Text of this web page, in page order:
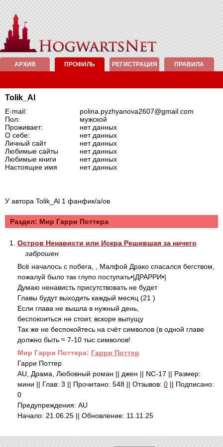
АРХИВ ПРОФИЛЬ РЕГИСТРАЦИЯ ПРАВИЛА
Tolik_Al
E-mail:
polina.pyzhyanova2607@gmail.com
Пол:
мужской
Проживает:
нет данных
О себе:
нет данных
Личный сайт
нет данных
Любимые сайты
нет данных
Любимые книги
нет данных
Настоящее имя
нет данных
У автора Tolik_Al 1 фанфик/а/ов
Раздел: Mир Гарри Поттера
1. Остров Ненависти или Искра Решившая за ничего
заброшен
Всё началось с побега, , Малфой Драко спасался бегством,
пожалуй было так глупо поступать•|ДРАРРИ•|
Думаю ненависть присутствовать не будет
Главы будут выходить каждый месяц (21 )
Если глава не вышла в нужный день,
беспокоиться не стоит, вскоре выпущу
Так же не беспокойтесь на счёт символов (в одной главе
должно быть ≈ 7-10 тыс символов!
Mир Гарри Поттера: Гарри Поттер
Гарри Поттер
AU, Драма, Любовный роман || джен || NC-17 || Размер:
мини || Глав: 3 || Прочитано: 548 || Отзывов: 0 || Подписано:
0
Предупреждения: AU
Начало: 21.06.25 || Обновление: 11.11.25